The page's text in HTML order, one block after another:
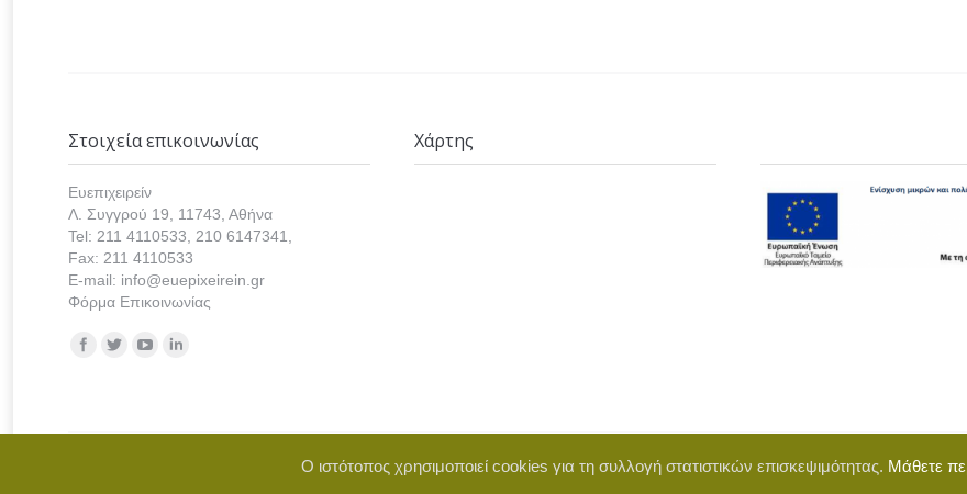
Στοιχεία επικοινωνίας
Ευεπιχειρείν
Λ. Συγγρού 19, 11743, Αθήνα
Tel: 211 4110533, 210 6147341,
Fax: 211 4110533
E-mail: info@euepixeirein.gr
Φόρμα Επικοινωνίας
Find us on:
Χάρτης
Copyright © 2021 euepixeirein.gr | Developed by BigWebTheory
Ο ιστότοπος χρησιμοποιεί cookies για τη συλλογή στατιστικών επισκεψιμότητας. Μάθετε